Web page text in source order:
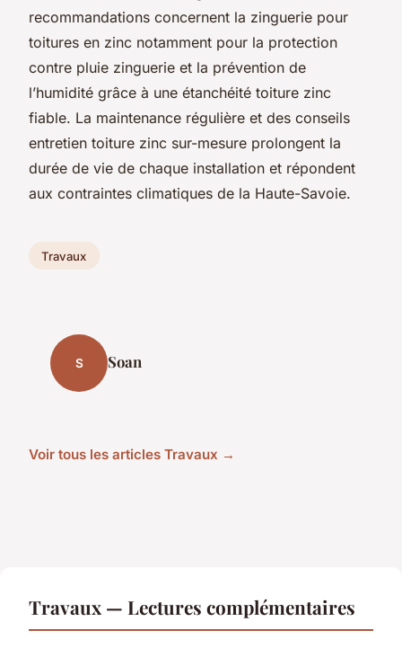
recommandations concernent la zinguerie pour
toitures en zinc notamment pour la protection
contre pluie zinguerie et la prévention de
l’humidité grâce à une étanchéité toiture zinc
fiable. La maintenance régulière et des conseils
entretien toiture zinc sur-mesure prolongent la
durée de vie de chaque installation et répondent
aux contraintes climatiques de la Haute-Savoie.
Travaux
S Soan
Voir tous les articles Travaux →
Travaux — Lectures complémentaires